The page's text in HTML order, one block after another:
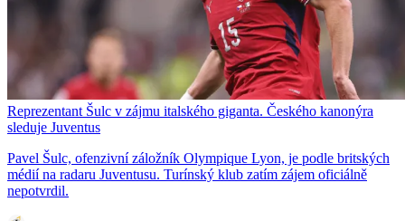
Reprezentant Šulc v zájmu italského giganta. Českého kanonýra
sleduje Juventus
Pavel Šulc, ofenzivní záložník Olympique Lyon, je podle britských
médií na radaru Juventusu. Turínský klub zatím zájem oficiálně
nepotvrdil.